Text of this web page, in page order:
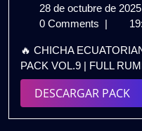
28 de octubre de 2025
0 Comments |
🔥 CHICHA
PACK VOL.9 | FULL
DESCARGAR PACK